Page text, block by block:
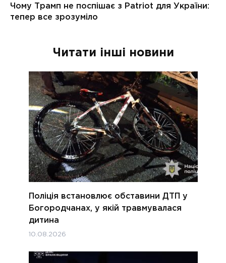
Читати інші новини
Поліція встановлює обставини ДТП у
Богородчанах, у якій травмувалася
дитина
10.08.2026